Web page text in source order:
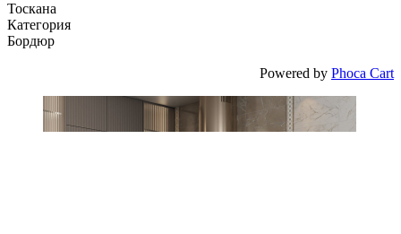
Тоскана
Категория
Бордюр
Powered by Phoca Cart